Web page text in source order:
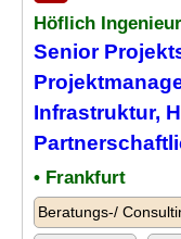
Höflich
Senior
Infrastruktur,
• Frankfurt
Beratungs-/